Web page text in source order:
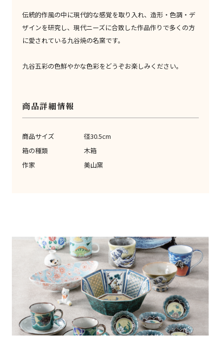
伝統的作風の中に現代的な感覚を取り入れ、造形・色調・デ
ザインを研究し、現代ニーズに合致した作品作りで多くの方
に愛されている九谷焼の名窯です。
九谷五彩の色鮮やかな色彩をどうぞお楽しみください。
商品詳細情報
商品サイズ
径30.5cm
箱の種類
木箱
作家
美山窯